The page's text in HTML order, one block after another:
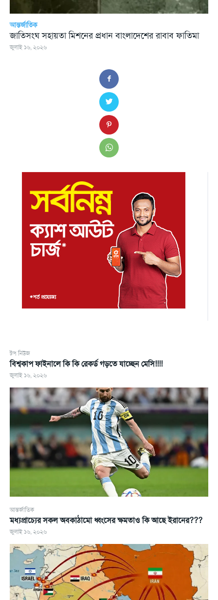
টপ নিউজ
বিশ্বকাপ ফাইনালে কি কি রেকর্ড গড়তে যাচ্ছেন মেসি!!!!
জুলাই ১৬, ২০২৬
আন্তর্জাতিক
মধ্যপ্রাচ্যের সকল অবকাঠামো ধ্বংসের ক্ষমতাও কি আছে ইরানের???
জুলাই ১৬, ২০২৬
আন্তর্জাতিক
জাতিসংঘ সহায়তা মিশনের প্রধান বাংলাদেশের রাবাব ফাতিমা
জুলাই ১৬, ২০২৬